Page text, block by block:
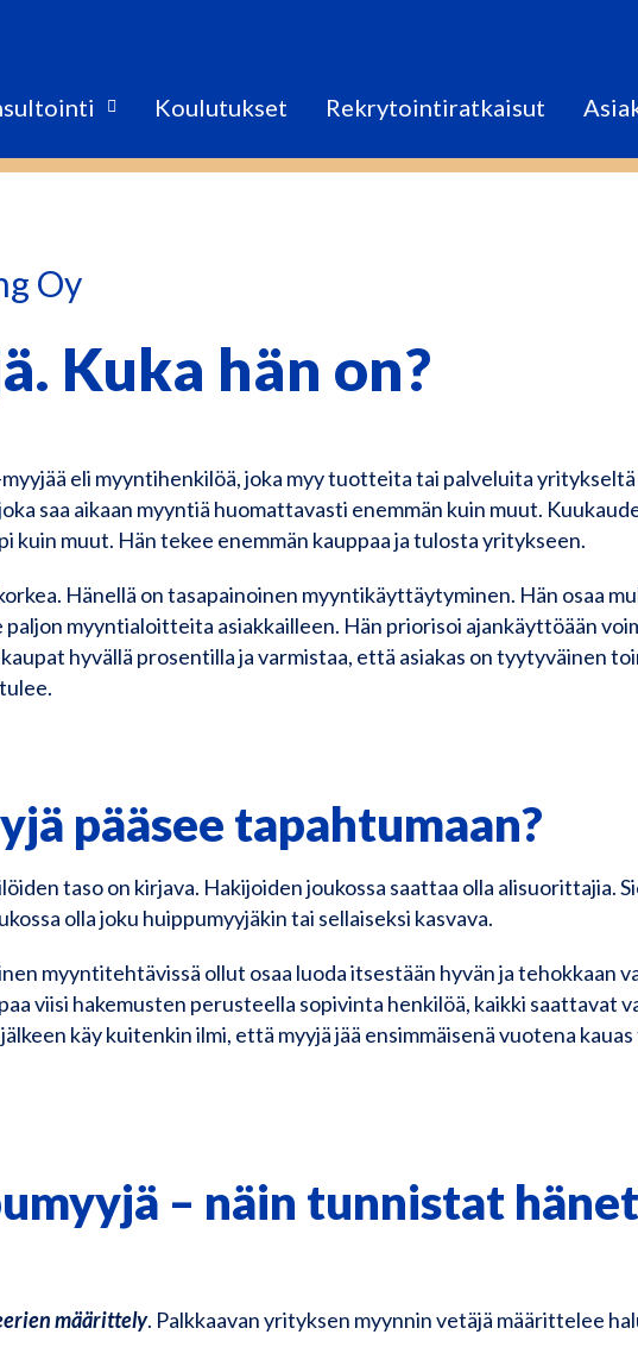
Koulutukset Rekrytointiratkaisut
Oy
Kuka hän on?
eli myyntihenkilöä, joka myy tuotteita tai palveluita
saa aikaan myyntiä huomattavasti enemmän kuin muut.
kuin muut. Hän tekee enemmän kauppaa ja tulosta yritykseen.
Hänellä on tasapainoinen myyntikäyttäytyminen. Hän osaa
myyntialoitteita asiakkailleen. Hän priorisoi ajankäyttöään
hyvällä prosentilla ja varmistaa, että asiakas on tyytyväinen
pääsee tapahtumaan?
taso on kirjava. Hakijoiden joukossa saattaa olla alisuorittajia.
olla joku huippumyyjäkin tai sellaiseksi kasvava.
myyntitehtävissä ollut osaa luoda itsestään hyvän ja tehokkaan
viisi hakemusten perusteella sopivinta henkilöä, kaikki saattavat
käy kuitenkin ilmi, että myyjä jää ensimmäisenä vuotena
– näin tunnistat hänet
määrittely. Palkkaavan yrityksen myynnin vetäjä määrittelee